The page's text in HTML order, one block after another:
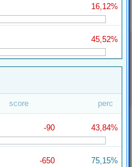
16,12%
45,52%
score perc
-90 43,84%
-650 75,15%